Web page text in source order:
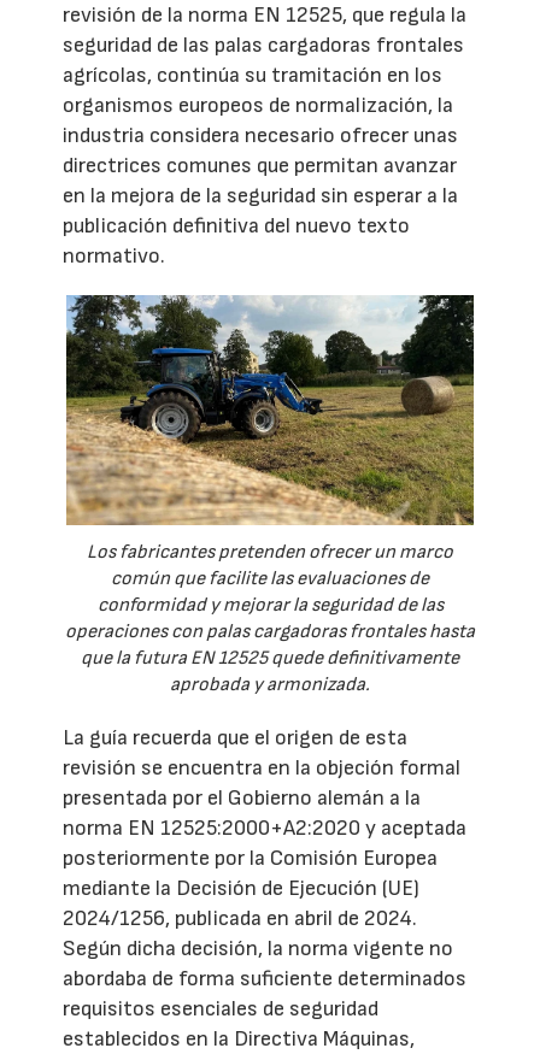
revisión de la norma EN 12525, que regula la
seguridad de las palas cargadoras frontales
agrícolas, continúa su tramitación en los
organismos europeos de normalización, la
industria considera necesario ofrecer unas
directrices comunes que permitan avanzar
en la mejora de la seguridad sin esperar a la
publicación definitiva del nuevo texto
normativo.
Los fabricantes pretenden ofrecer un marco
común que facilite las evaluaciones de
conformidad y mejorar la seguridad de las
operaciones con palas cargadoras frontales hasta
que la futura EN 12525 quede definitivamente
aprobada y armonizada.
La guía recuerda que el origen de esta
revisión se encuentra en la objeción formal
presentada por el Gobierno alemán a la
norma EN 12525:2000+A2:2020 y aceptada
posteriormente por la Comisión Europea
mediante la Decisión de Ejecución (UE)
2024/1256, publicada en abril de 2024.
Según dicha decisión, la norma vigente no
abordaba de forma suficiente determinados
requisitos esenciales de seguridad
establecidos en la Directiva Máquinas,